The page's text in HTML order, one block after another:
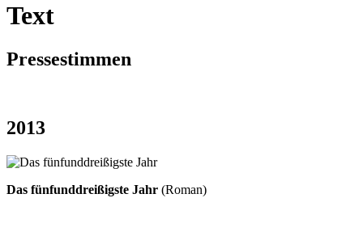
Text
Pressestimmen
2013
Das fünfunddreißigste Jahr (Roman)